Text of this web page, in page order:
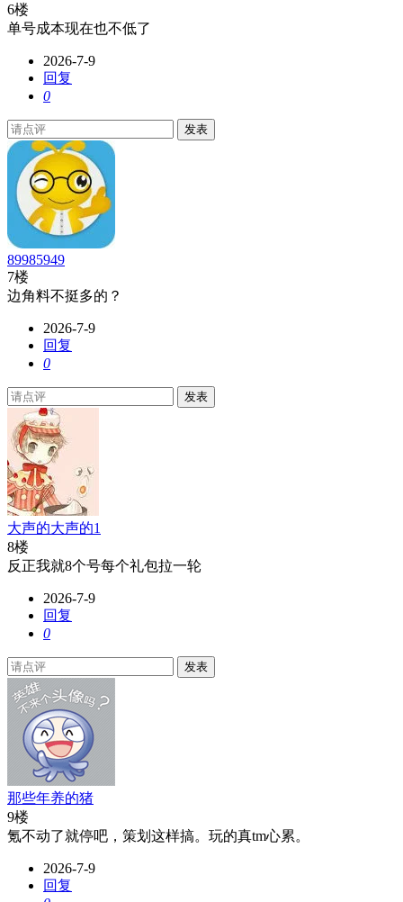
6楼
单号成本现在也不低了
2026-7-9
回复
0
发表
89985949
7楼
边角料不挺多的？
2026-7-9
回复
0
发表
大声的大声的1
8楼
反正我就8个号每个礼包拉一轮
2026-7-9
回复
0
发表
那些年养的猪
9楼
氪不动了就停吧，策划这样搞。玩的真tm心累。
2026-7-9
回复